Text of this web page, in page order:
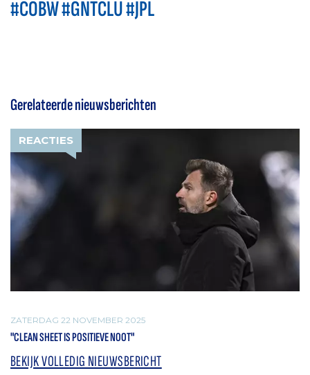
#COBW #GNTCLU #JPL
Gerelateerde nieuwsberichten
REACTIES
ZATERDAG 22 NOVEMBER 2025
"CLEAN SHEET IS POSITIEVE NOOT"
BEKIJK VOLLEDIG NIEUWSBERICHT